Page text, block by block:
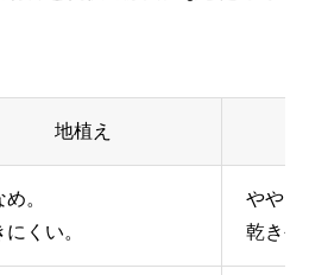
地植え
。
にくい。
やや多
乾きや